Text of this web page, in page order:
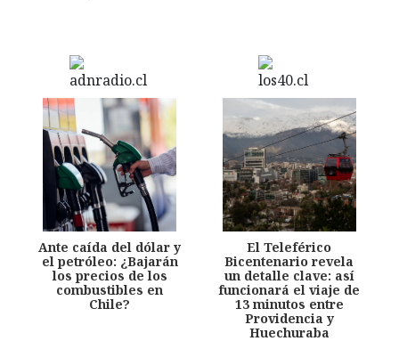
Ante caída del dólar y
el petróleo: ¿Bajarán
los precios de los
combustibles en
Chile?
El Teleférico
Bicentenario revela
un detalle clave: así
funcionará el viaje de
13 minutos entre
Providencia y
Huechuraba